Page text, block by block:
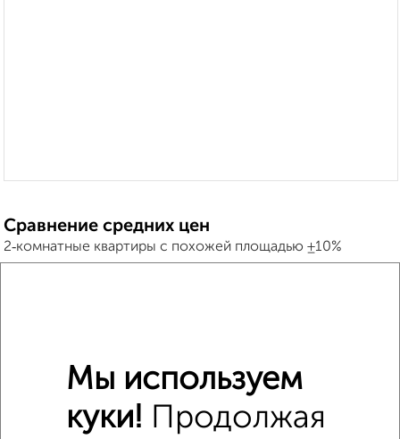
Сравнение средних цен
2‑комнатные квартиры с похожей площадью ±10%
Мы используем
куки! Продолжая